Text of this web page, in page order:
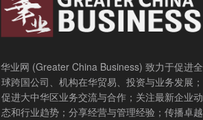
华业网 (Greater China Business) 致力于促进全
球跨国公司、机构在华贸易、投资与业务发展；
促进大中华区业务交流与合作；关注最新企业动
态和行业趋势；分享经营与管理经验；传播卓越